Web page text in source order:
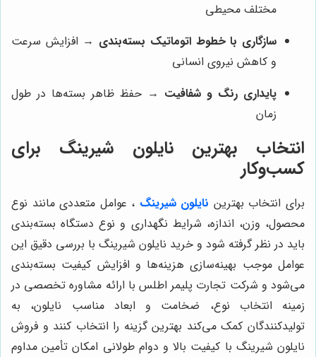
مختلف محیطی
سازگاری با خطوط اتوماتیک بسته‌بندی → افزایش سرعت
و کاهش نیروی انسانی
پایداری رنگ و شفافیت → حفظ ظاهر بسته‌ها در طول
زمان
انتخاب بهترین نایلون شیرینگ برای
کسب‌وکار
برای انتخاب بهترین نایلون شیرینگ ، عوامل متعددی مانند نوع
محصول، وزن، اندازه، شرایط نگهداری و نوع دستگاه بسته‌بندی
باید در نظر گرفته شود و خرید نایلون شیرینگ با بررسی دقیق این
عوامل موجب بهینه‌سازی هزینه‌ها و افزایش کیفیت بسته‌بندی
می‌شود و شرکت تجارت پلیمر اطلس با ارائه مشاوره تخصصی در
زمینه انتخاب نوع، ضخامت و ابعاد مناسب نایلون، به
تولیدکنندگان کمک می‌کند بهترین گزینه را انتخاب کنند و فروش
نایلون شیرینگ با کیفیت بالا و دوام طولانی امکان تأمین مداوم